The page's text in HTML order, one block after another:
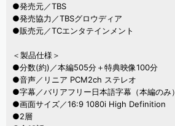
●発売元／TBS
●発売協力／TBSグロウディア
●販売元／TCエンタテインメント
＜製品仕様＞
●分数(約)／本編505分＋特典映像100分
●音声／リニア PCM2ch ステレオ
●字幕／バリアフリー日本語字幕（本編のみ）
●画面サイズ／16:9 1080i High Definition
●2層